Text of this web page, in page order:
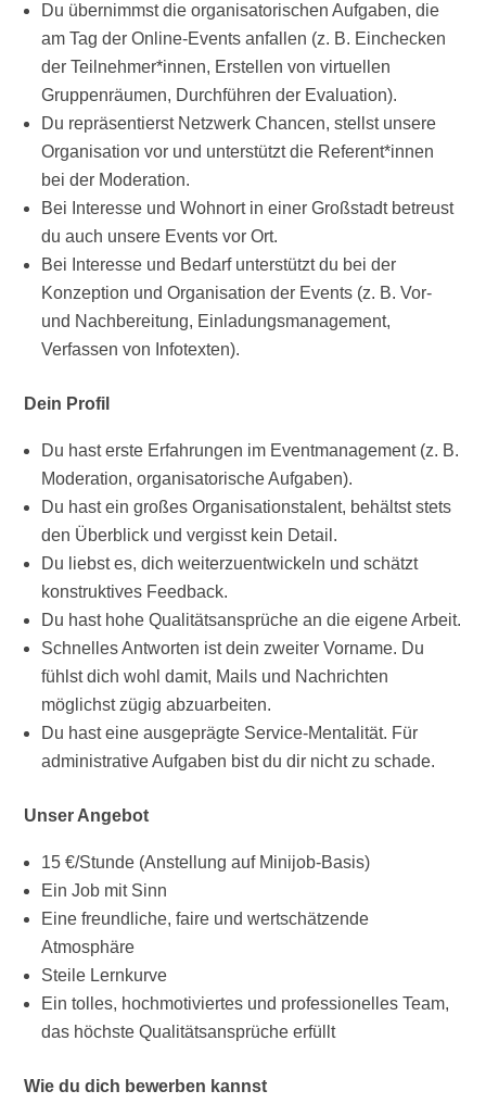
Du übernimmst die organisatorischen Aufgaben, die
am Tag der Online-Events anfallen (z. B. Einchecken
der Teilnehmer*innen, Erstellen von virtuellen
Gruppenräumen, Durchführen der Evaluation).
Du repräsentierst Netzwerk Chancen, stellst unsere
Organisation vor und unterstützt die Referent*innen
bei der Moderation.
Bei Interesse und Wohnort in einer Großstadt betreust
du auch unsere Events vor Ort.
Bei Interesse und Bedarf unterstützt du bei der
Konzeption und Organisation der Events (z. B. Vor-
und Nachbereitung, Einladungsmanagement,
Verfassen von Infotexten).
Dein Profil
Du hast erste Erfahrungen im Eventmanagement (z. B.
Moderation, organisatorische Aufgaben).
Du hast ein großes Organisationstalent, behältst stets
den Überblick und vergisst kein Detail.
Du liebst es, dich weiterzuentwickeln und schätzt
konstruktives Feedback.
Du hast hohe Qualitätsansprüche an die eigene Arbeit.
Schnelles Antworten ist dein zweiter Vorname. Du
fühlst dich wohl damit, Mails und Nachrichten
möglichst zügig abzuarbeiten.
Du hast eine ausgeprägte Service-Mentalität. Für
administrative Aufgaben bist du dir nicht zu schade.
Unser Angebot
15 €/Stunde (Anstellung auf Minijob-Basis)
Ein Job mit Sinn
Eine freundliche, faire und wertschätzende
Atmosphäre
Steile Lernkurve
Ein tolles, hochmotiviertes und professionelles Team,
das höchste Qualitätsansprüche erfüllt
Wie du dich bewerben kannst